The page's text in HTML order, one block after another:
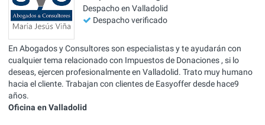
Despacho en Valladolid
Despacho verificado
En Abogados y Consultores son especialistas y te ayudarán con
cualquier tema relacionado con Impuestos de Donaciones , si lo
deseas, ejercen profesionalmente en Valladolid. Trato muy humano
hacia el cliente. Trabajan con clientes de Easyoffer desde hace9
años.
Oficina en Valladolid